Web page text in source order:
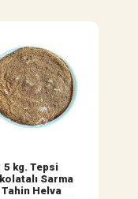
5 kg. Tepsi
Sarma
Tahin Helva